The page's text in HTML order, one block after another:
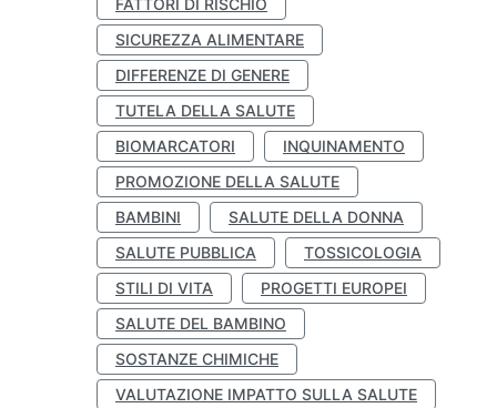
FATTORI DI RISCHIO
SICUREZZA ALIMENTARE
DIFFERENZE DI GENERE
TUTELA DELLA SALUTE
BIOMARCATORI
INQUINAMENTO
PROMOZIONE DELLA SALUTE
BAMBINI
SALUTE DELLA DONNA
SALUTE PUBBLICA
TOSSICOLOGIA
STILI DI VITA
PROGETTI EUROPEI
SALUTE DEL BAMBINO
SOSTANZE CHIMICHE
VALUTAZIONE IMPATTO SULLA SALUTE